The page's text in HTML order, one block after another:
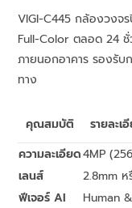
VIGI-C445 กล้องวงจ
Full-Color ตลอด 24 ชั่
ภายนอกอาคาร รองรับ
ทาง
คุณสมบัติ
รายละเ
ความละเอียด4MP
เลนส์
2.8mm
ฟีเจอร์ AI
Human